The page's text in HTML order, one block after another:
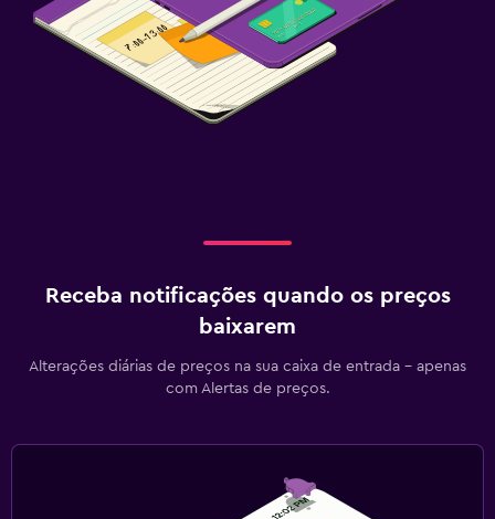
Receba notificações quando os preços
baixarem
Alterações diárias de preços na sua caixa de entrada - apenas
com Alertas de preços.